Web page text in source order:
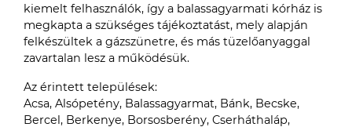
kiemelt felhasználók, így a balassagyarmati kórház is
megkapta a szükséges tájékoztatást, mely alapján
felkészültek a gázszünetre, és más tüzelőanyaggal
zavartalan lesz a működésük.
Az érintett települések:
Acsa, Alsópetény, Balassagyarmat, Bánk, Becske,
Bercel, Berkenye, Borsosberény, Cserháthaláp,